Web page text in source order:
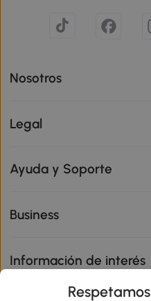
Nosotros
Legal
Ayuda y Soporte
Business
Información de interés